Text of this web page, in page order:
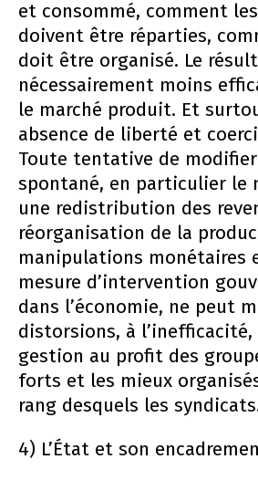
et consommé, comment
doivent être réparties,
doit être organisé. Le
nécessairement moins
le marché produit. Et
absence de liberté et
Toute tentative de modifier
spontané, en particulier le
une redistribution des
réorganisation de la
manipulations monétaires
mesure d’intervention
dans l’économie, ne peut
distorsions, à
gestion au profit des
forts et les mieux
rang desquels les
4) L’État et son